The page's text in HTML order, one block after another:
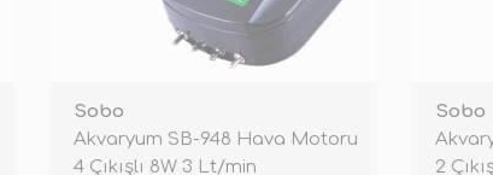
Sobo
Akvaryum SB-948 Hava Motoru
4 Çıkışlı 8W 3 Lt/min
Sobo
2